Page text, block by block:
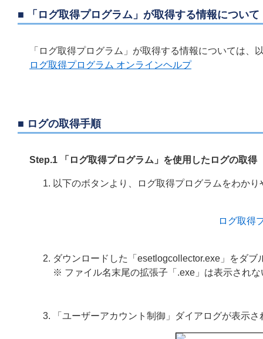
■ 「ログ取得プログラム」が取得する情報について
「ログ取得プログラム」が取得する情報については、
ログ取得プログラム オンラインヘルプ
■ ログの取得手順
Step.1 「ログ取得プログラム」を使用したログの取得
以下のボタンより、ログ取得プログラムをわか
ログ取得
ダウンロードした「esetlogcollector.exe」をダブ
※ ファイル名末尾の拡張子「.exe」は表示され
「ユーザーアカウント制御」ダイアログが表示